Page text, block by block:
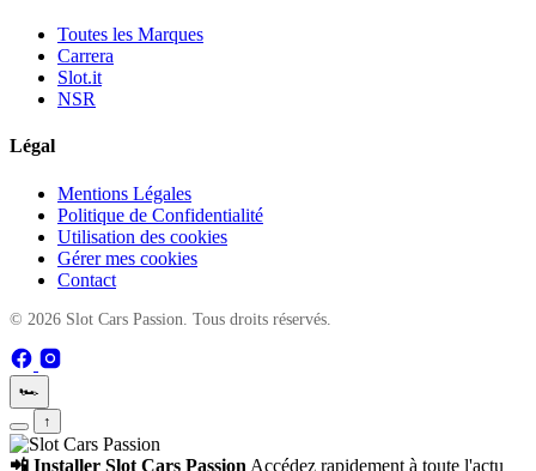
Toutes les Marques
Carrera
Slot.it
NSR
Légal
Mentions Légales
Politique de Confidentialité
Utilisation des cookies
Gérer mes cookies
Contact
© 2026 Slot Cars Passion. Tous droits réservés.
🏎️
↑
📲 Installer Slot Cars Passion Accédez rapidement à toute l'actu